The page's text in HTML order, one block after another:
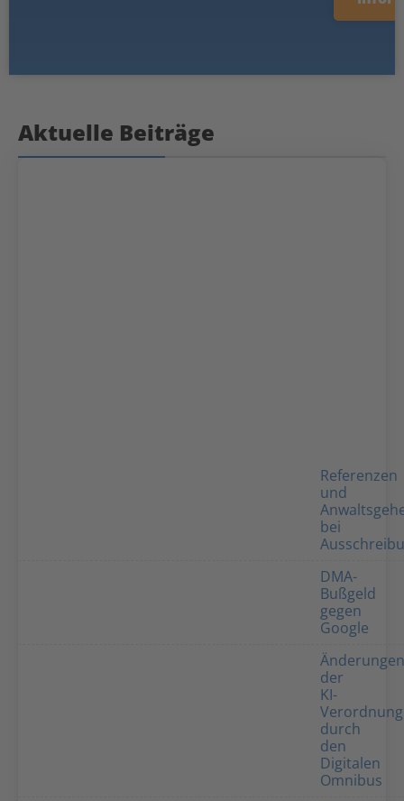
Aktuelle Beiträge
Referenzen
und
bei
DMA-
Bußgeld
gegen
Google
Änderungen
der
KI-
Verordnung
durch
den
Digitalen
Omnibus